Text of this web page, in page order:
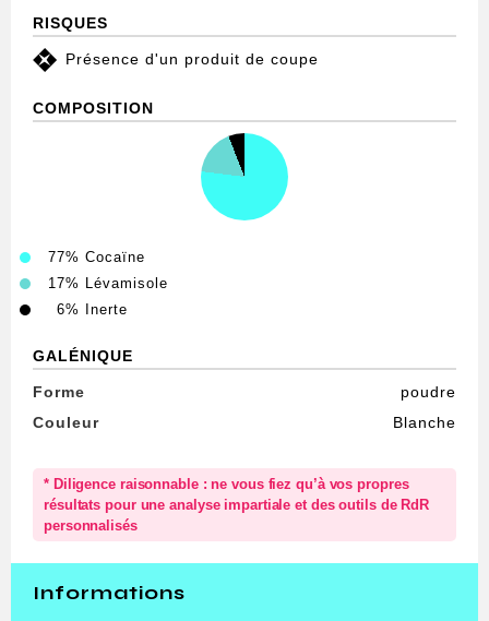
RISQUES
Présence d'un produit de coupe
COMPOSITION
77% Cocaïne
17%
Lévamisole
6%
Inerte
GALÉNIQUE
Forme
poudre
Couleur
Blanche
* Diligence raisonnable : ne vous fiez qu’à vos propres
résultats pour une analyse impartiale et des outils de RdR
personnalisés
Informations